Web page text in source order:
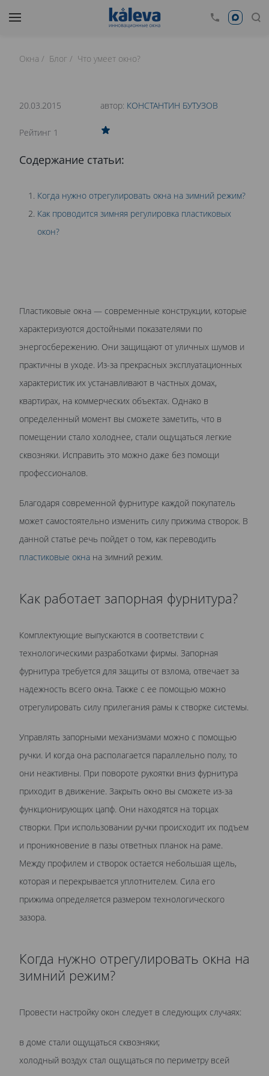
0
Окна Блог Что умеет окно?
Содержание статьи:
Когда нужно отрегулировать окна на зимний режим?
Как проводится зимняя регулировка пластиковых
окон?
20.03.2015 автор: КОНСТАНТИН БУТУЗОВ
Рейтинг 1
Пластиковые окна — современные конструкции, которые
характеризуются достойными показателями по
энергосбережению. Они защищают от уличных шумов и
практичны в уходе. Из-за прекрасных эксплуатационных
характеристик их устанавливают в частных домах,
квартирах, на коммерческих объектах. Однако в
определенный момент вы сможете заметить, что в
помещении стало холоднее, стали ощущаться легкие
сквозняки. Исправить это можно даже без помощи
профессионалов.
Благодаря современной фурнитуре каждой покупатель
может самостоятельно изменить силу прижима створок. В
данной статье речь пойдет о том, как переводить
пластиковые окна на зимний режим.
Как работает запорная фурнитура?
Комплектующие выпускаются в соответствии с
технологическими разработками фирмы. Запорная
фурнитура требуется для защиты от взлома, отвечает за
надежность всего окна. Также с ее помощью можно
отрегулировать силу прилегания рамы к створке системы.
Управлять запорными механизмами можно с помощью
ручки. И когда она располагается параллельно полу, то
они неактивны. При повороте рукоятки вниз фурнитура
приходит в движение. Закрыть окно вы сможете из-за
функционирующих цапф. Они находятся на торцах
створки. При использовании ручки происходит их подъем
и проникновение в пазы ответных планок на раме.
Между профилем и створок остается небольшая щель,
которая и перекрывается уплотнителем. Сила его
прижима определяется размером технологического
зазора.
Когда нужно отрегулировать окна на
зимний режим?
Провести настройку окон следует в следующих случаях:
в доме стали ощущаться сквозняки;
холодный воздух стал ощущаться по периметру всей